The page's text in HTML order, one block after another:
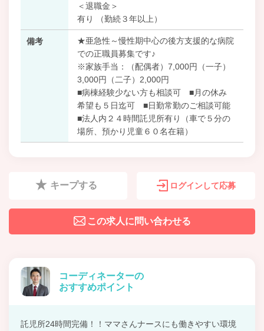
＜退職金＞
有り （勤続３年以上）
備考
★亜急性～慢性期中心の後方支援的な病院
での正職員募集です♪
※家族手当：（配偶者）7,000円（一子）
3,000円（二子）2,000円
■病棟経験少ない方も相談可 ■月の休み
希望も５日迄可 ■日勤常勤のご相談可能
■法人内２４時間託児所有り（車で５分の
場所、預かり児童６０名在籍）
キープする ログインして応募
この求人に問い合わせる
コーディネーターの
おすすめポイント
託児所24時間完備！！ママさんナースにも働きやすい環境